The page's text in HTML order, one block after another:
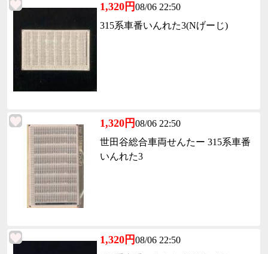
1,320円08/06 22:50
315系車番いんれた3(Nげーじ)
1,320円08/06 22:50
世田谷総合車両せんたー 315系車番
いんれた3
1,320円08/06 22:50